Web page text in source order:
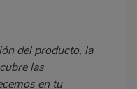
del producto, la
las
en tu